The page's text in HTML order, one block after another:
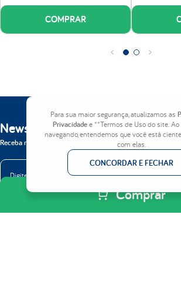
Para sua maior segurança, atualizamos as
Privacidadee **Termos de Uso do site.
navegando, entendemos que você está
com elas.
CONCORDAR E FECHAR
Comprar
COMPRAR
Newsletter
Receba nossas novidades em primeira mão.
ENVIAR